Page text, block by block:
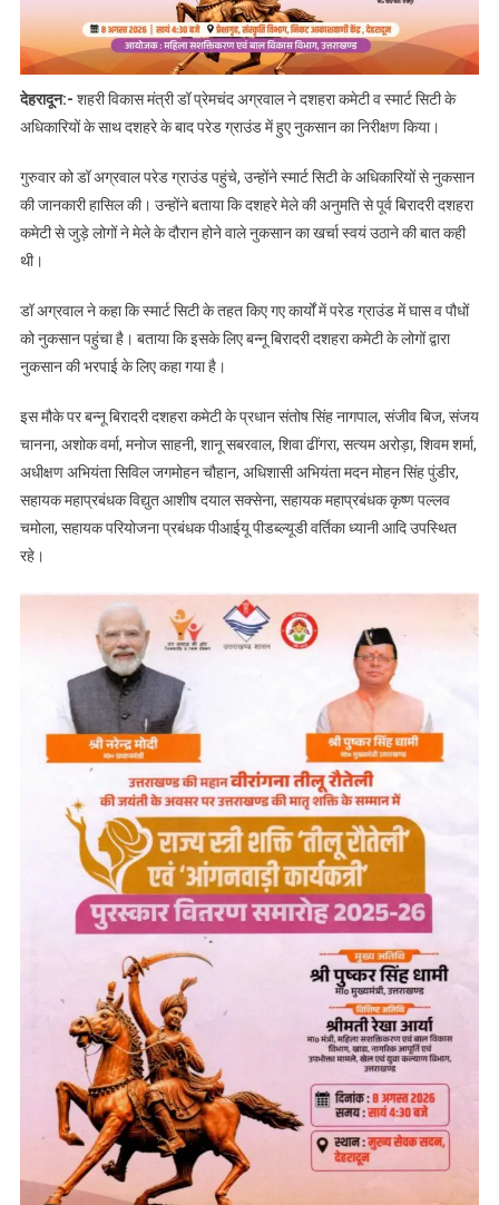
देहरादून:- शहरी विकास मंत्री डॉ प्रेमचंद अग्रवाल ने दशहरा कमेटी व स्मार्ट सिटी के
अधिकारियों के साथ दशहरे के बाद परेड ग्राउंड में हुए नुकसान का निरीक्षण किया।
गुरुवार को डॉ अग्रवाल परेड ग्राउंड पहुंचे, उन्होंने स्मार्ट सिटी के अधिकारियों से नुकसान
की जानकारी हासिल की। उन्होंने बताया कि दशहरे मेले की अनुमति से पूर्व बिरादरी दशहरा
कमेटी से जुड़े लोगों ने मेले के दौरान होने वाले नुकसान का खर्चा स्वयं उठाने की बात कही
थी।
डॉ अग्रवाल ने कहा कि स्मार्ट सिटी के तहत किए गए कार्यों में परेड ग्राउंड में घास व पौधों
को नुकसान पहुंचा है। बताया कि इसके लिए बन्नू बिरादरी दशहरा कमेटी के लोगों द्वारा
नुकसान की भरपाई के लिए कहा गया है।
इस मौके पर बन्नू बिरादरी दशहरा कमेटी के प्रधान संतोष सिंह नागपाल, संजीव बिज, संजय
चानना, अशोक वर्मा, मनोज साहनी, शानू सबरवाल, शिवा ढींगरा, सत्यम अरोड़ा, शिवम शर्मा,
अधीक्षण अभियंता सिविल जगमोहन चौहान, अधिशासी अभियंता मदन मोहन सिंह पुंडीर,
सहायक महाप्रबंधक विद्युत आशीष दयाल सक्सेना, सहायक महाप्रबंधक कृष्ण पल्लव
चमोला, सहायक परियोजना प्रबंधक पीआईयू पीडब्ल्यूडी वर्तिका ध्यानी आदि उपस्थित
रहे।